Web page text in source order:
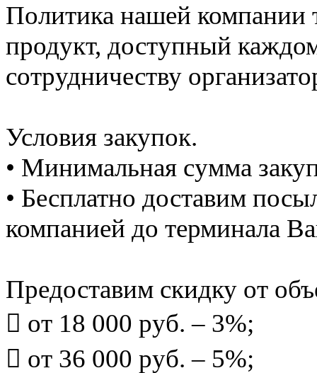
Политика нашей компании
продукт, доступный
сотрудничеству
Условия закупок.
• Минимальная сумма
• Бесплатно доставим
компанией до терминала
Предоставим скидку от
 от 18 000 руб. – 3%;
 от 36 000 руб. – 5%;